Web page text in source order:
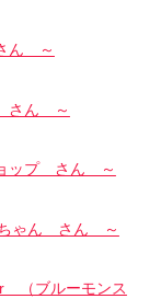
ん ～
さん ～
ョップ さん ～
ゃん さん ～
（ブルーモンス